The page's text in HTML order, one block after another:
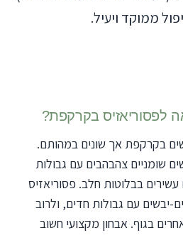
ממוקד ויעיל.
לפסוריאזיס בקרקפת?
בקרקפת אך שונים במהותם.
שומניים צהבהבים עם גבולות
בבלוטות חלב. פסוריאזיס
יבשים עם גבולות חדים, ולרוב
בגוף. אבחון מקצועי חשוב